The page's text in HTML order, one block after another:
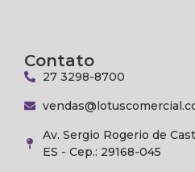
Contato
27 3298-8700
Av. Sergio Rogerio de
ES - Cep.: 29168-045